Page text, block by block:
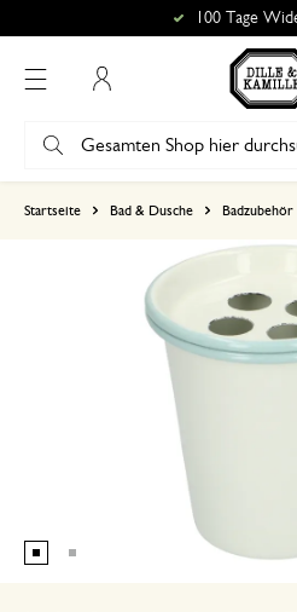
100 Tage
Startseite Bad & Dusche Badzubehör